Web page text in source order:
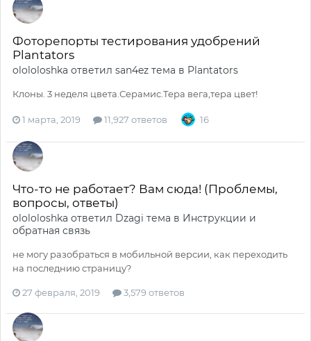
Фоторепорты тестирования удобрений
Plantators
olololoshka ответил san4ez тема в Plantators
Клоны. 3 неделя цвета.Серамис.Тера вега,тера цвет!
1 марта, 2019 11,927 ответов 16
Что-то не работает? Вам сюда! (Проблемы,
вопросы, ответы)
olololoshka ответил Dzagi тема в Инструкции и
обратная связь
не могу разобраться в мобильной версии, как переходить
на последнию страницу?
27 февраля, 2019 3,579 ответов